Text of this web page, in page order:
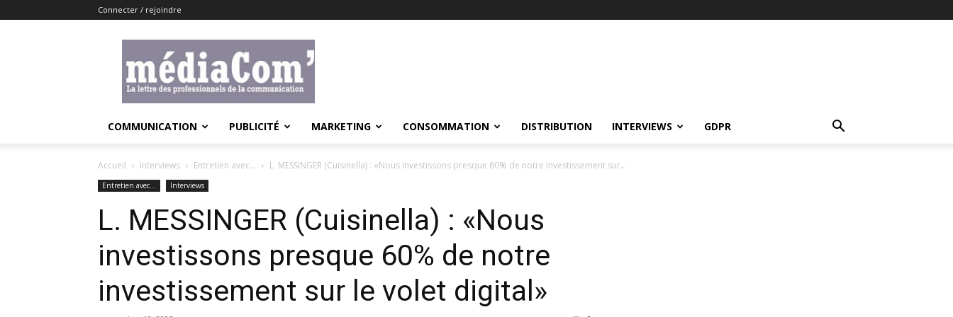
Connecter / rejoindre
COMMUNICATION PUBLICITÉ MARKETING CONSOMMATION DISTRIBUTION INTERVIEWS GDPR
Accueil Interviews Entretien avec... L. MESSINGER (Cuisinella) : «Nous investissons presque 60% de notre investissement sur...
Entretien avec... Interviews
L. MESSINGER (Cuisinella) : «Nous
investissons presque 60% de notre
investissement sur le volet digital»